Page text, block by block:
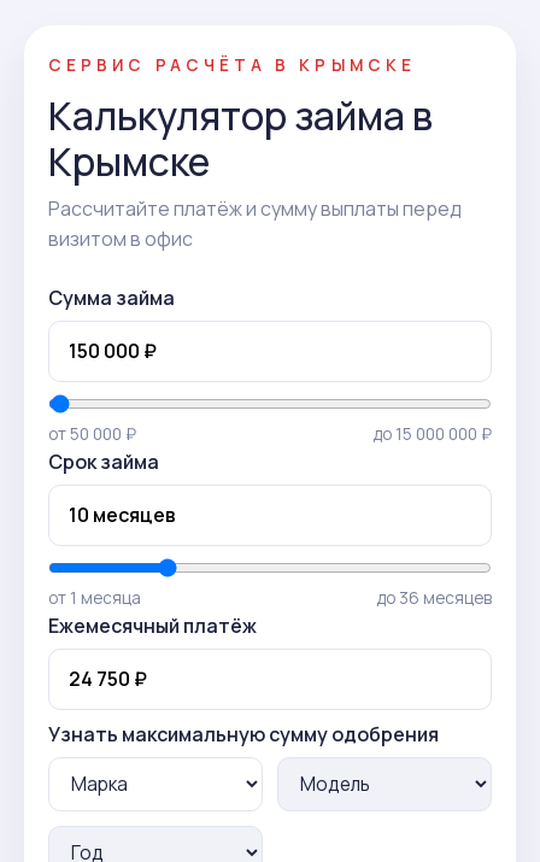
СЕРВИС РАСЧЁТА В КРЫМСКЕ
Калькулятор займа в
Крымске
Рассчитайте платёж и сумму выплаты перед
визитом в офис
Сумма займа
от 50 000 ₽ до 15 000 000 ₽
Срок займа
от 1 месяца до 36 месяцев
Ежемесячный платёж
Узнать максимальную сумму одобрения